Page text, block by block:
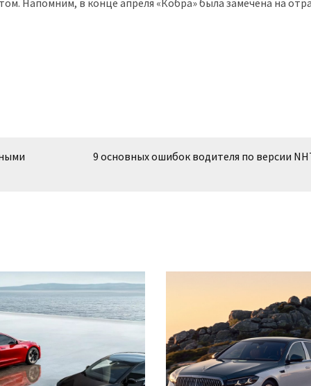
Напомним, в конце апреля «Кобра» была замечена на
9 основных ошибок водителя по версии